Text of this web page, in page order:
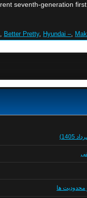
seventh-generation first
, Better Pretty, Hyundai –,
محدودیت ها